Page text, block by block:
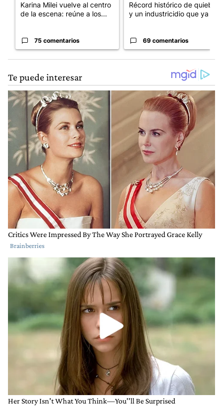
Karina Milei vuelve al centro
de la escena: reúne a los...
75 comentarios
Récord histórico de quiebras
y un industricidio que ya ...
69 comentarios